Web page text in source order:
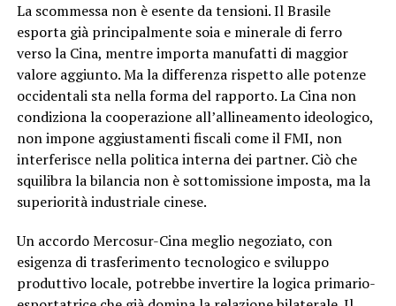
La scommessa non è esente da tensioni. Il Brasile
esporta già principalmente soia e minerale di ferro
verso la Cina, mentre importa manufatti di maggior
valore aggiunto. Ma la differenza rispetto alle potenze
occidentali sta nella forma del rapporto. La Cina non
condiziona la cooperazione all’allineamento ideologico,
non impone aggiustamenti fiscali come il FMI, non
interferisce nella politica interna dei partner. Ciò che
squilibra la bilancia non è sottomissione imposta, ma la
superiorità industriale cinese.
Un accordo Mercosur-Cina meglio negoziato, con
esigenza di trasferimento tecnologico e sviluppo
produttivo locale, potrebbe invertire la logica primario-